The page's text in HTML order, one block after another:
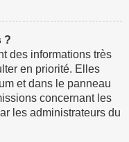
?
des informations très
en priorité. Elles
et dans le panneau
concernant les
les administrateurs du